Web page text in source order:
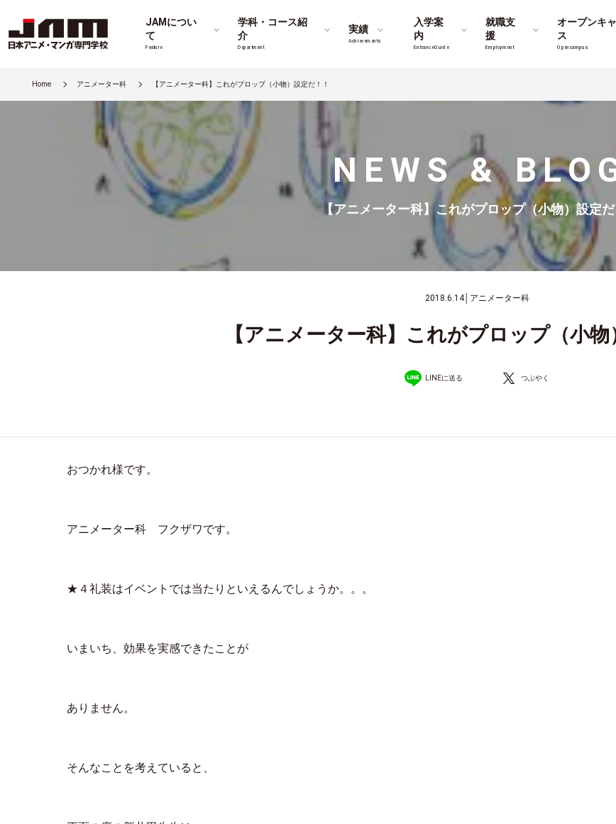
JAMについ
て
Feature
学科・コース紹
介
Department
実績
Achievements
入学案
内
Entrance Guide
就職支
援
Employment
オープンキ
ス
Opencampus
Home アニメーター科 【アニメーター科】これがプロップ（小物）設定だ！！
NEWS &
【アニメーター科】これがプロップ（小物）設定だ
2018.6.14│ アニメーター科
【アニメーター科】これがプロップ（小物
LINEに送る つぶやく
おつかれ様です。
アニメーター科 フクザワです。
★４礼装はイベントでは当たりといえるんでしょうか。。。
いまいち、効果を実感できたことが
ありません。
そんなことを考えていると、